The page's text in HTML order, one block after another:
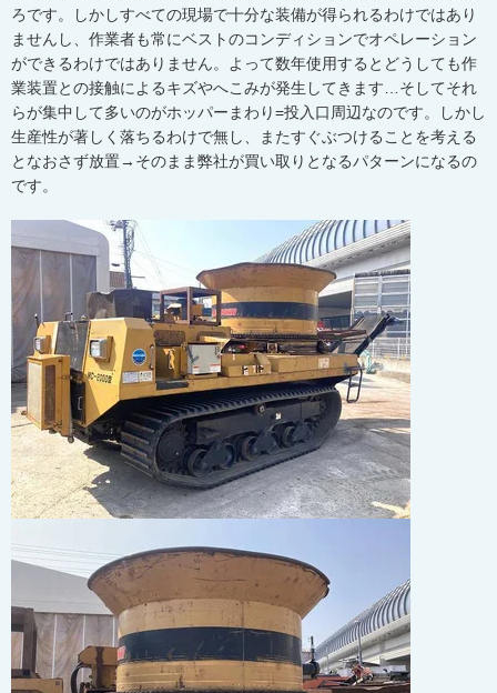
ろです。しかしすべての現場で十分な装備が得られるわけではあり
ませんし、作業者も常にベストのコンディションでオペレーション
ができるわけではありません。よって数年使用するとどうしても作
業装置との接触によるキズやへこみが発生してきます…そしてそれ
らが集中して多いのがホッパーまわり=投入口周辺なのです。しかし
生産性が著しく落ちるわけで無し、またすぐぶつけることを考える
となおさず放置→そのまま弊社が買い取りとなるパターンになるの
です。